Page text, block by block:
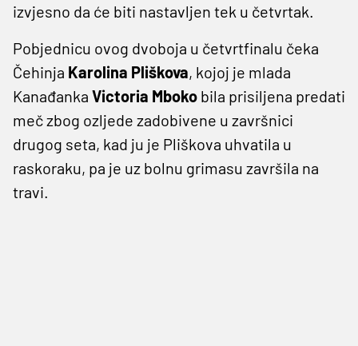
izvjesno da će biti nastavljen tek u četvrtak.
Pobjednicu ovog dvoboja u četvrtfinalu čeka
Čehinja Karolina Pliškova, kojoj je mlada
Kanađanka Victoria Mboko bila prisiljena predati
meč zbog ozljede zadobivene u završnici
drugog seta, kad ju je Pliškova uhvatila u
raskoraku, pa je uz bolnu grimasu završila na
travi.